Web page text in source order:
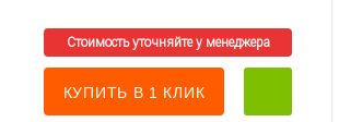
КУПИТЬ В 1 КЛИК